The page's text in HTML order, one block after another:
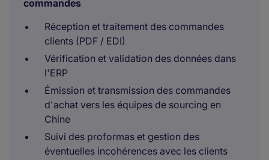
commandes
Réception et traitement des commandes
clients (PDF / EDI)
Vérification et validation des données dans
l'ERP
Émission et transmission des commandes
d'achat vers les équipes de sourcing en
Chine
Suivi des proformas et gestion des
éventuelles incohérences avec les clients